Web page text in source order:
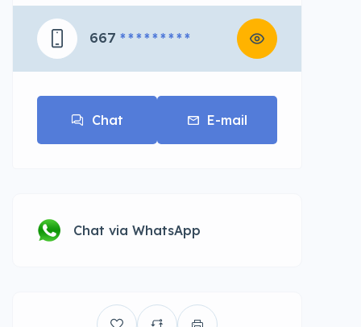
667 * * * * * * * * *
Chat E-mail
Chat via WhatsApp